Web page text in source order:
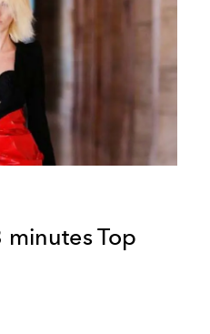
minutes Top